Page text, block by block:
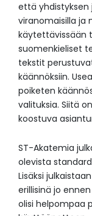
että yhdistyksen
viranomaisilla ja
käytettävissään
suomenkieliset
tekstit
käännöksiin.
poiketen
valituksia. Siitä
koostuva
ST-Akatemia
olevista
Lisäksi
erillisinä jo
olisi helpompaa